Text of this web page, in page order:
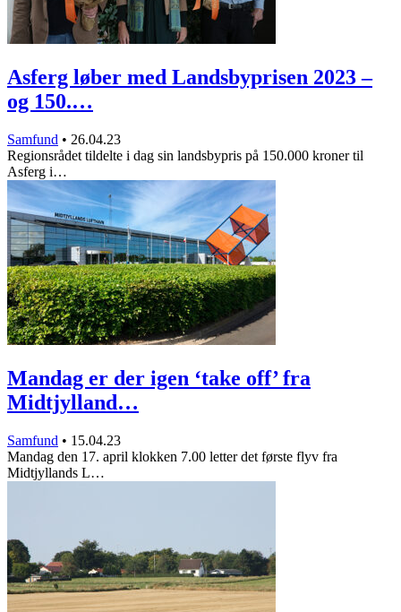
Asferg løber med Landsbyprisen 2023 –
og 150.…
Samfund • 26.04.23
Regionsrådet tildelte i dag sin landsbypris på 150.000 kroner til
Asferg i…
Mandag er der igen ‘take off’ fra
Midtjylland…
Samfund • 15.04.23
Mandag den 17. april klokken 7.00 letter det første flyv fra
Midtjyllands L…